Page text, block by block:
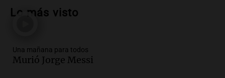
tras la muerte de su papá
Audio.Ley de Propiedad Privada: el revés
en el Congreso expuso una debilidad
Lo más visto
Una mañana para todos
Murió Jorge Messi